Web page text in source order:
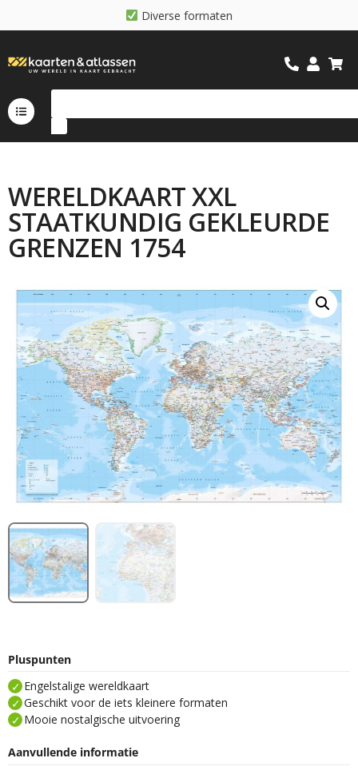
Diverse formaten
WERELDKAART XXL
STAATKUNDIG GEKLEURDE
GRENZEN 1754
Pluspunten
Engelstalige wereldkaart
Geschikt voor de iets kleinere formaten
Mooie nostalgische uitvoering
Aanvullende informatie